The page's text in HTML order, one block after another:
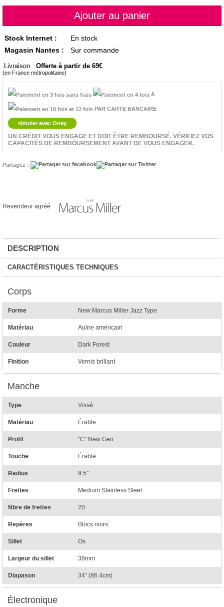
Stock Internet :
En stock
Magasin Nantes :
Sur commande
Livraison : Offerte à partir de 69
(en France métropolitaine)
&
PAR CARTE BANCAIRE
simuler avec Oney
UN CRÉDIT VOUS ENGAGE ET DOIT ÊTRE REMBOURSÉ. VÉRIFIEZ VOS
CAPACITÉS DE REMBOURSEMENT AVANT DE VOUS ENGAGER.
Partagez :
Revendeur agréé
DESCRIPTION
CARACTÉRISTIQUES TECHNIQUES
Corps
Forme New Marcus Miller Jazz Type
Matériau Aulne américain
Couleur Dark Forest
Finition Vernis brillant
Manche
Type Vissé
Matériau Érable
Profil "C" New Gen
Touche Érable
Radius 9.5"
Frettes Medium Stainless Steel
Nbre de frettes 20
Repères Blocs noirs
Sillet Os
Largeur du sillet 38mm
Diapason 34" (86.4cm)
Électronique